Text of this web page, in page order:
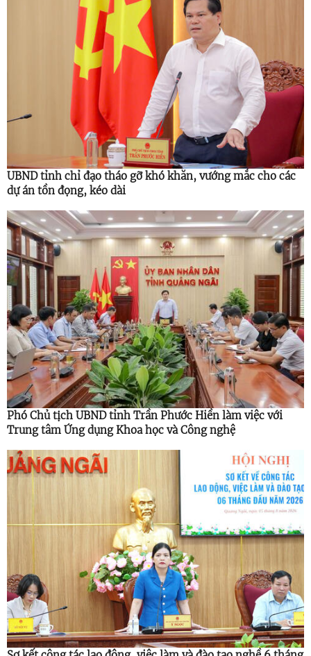
UBND tỉnh chỉ đạo tháo gỡ khó khăn, vướng mắc cho các
dự án tồn đọng, kéo dài
Phó Chủ tịch UBND tỉnh Trần Phước Hiền làm việc với
Trung tâm Ứng dụng Khoa học và Công nghệ